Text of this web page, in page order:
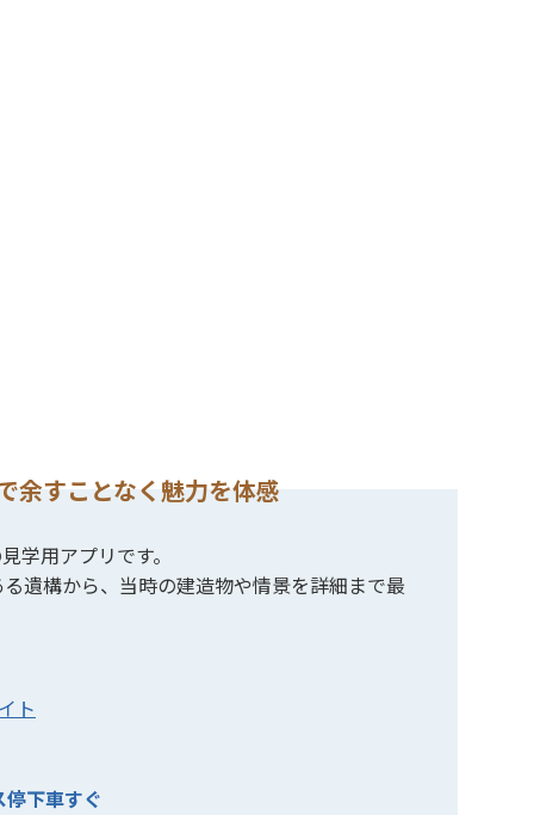
余すことなく魅力を体感
学用アプリです。
遺構から、当時の建造物や情景を詳細まで最
ト
下車すぐ